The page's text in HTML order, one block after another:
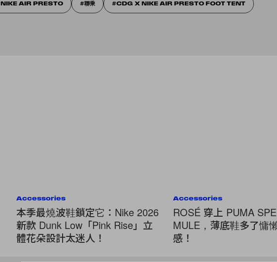
NIKE AIR PRESTO 聯乘 CDG X NIKE AIR PRESTO FOOT TENT
Accessories
本季最燒波鞋鎖定它：Nike 2026
新款 Dunk Low「Pink Rise」立
體花朵設計太迷人！
Accessories
ROSÉ 穿上 PUMA
MULE，薄底鞋多了慵
感！